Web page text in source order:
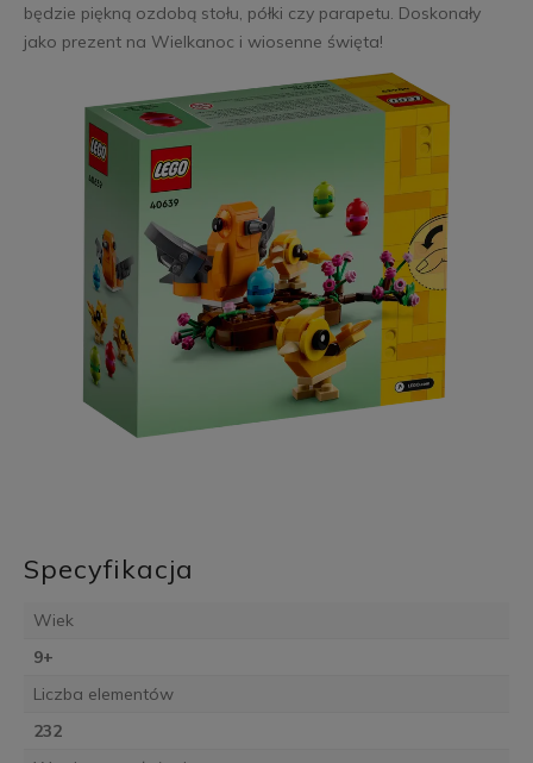
będzie piękną ozdobą stołu, półki czy parapetu. Doskonały
jako prezent na Wielkanoc i wiosenne święta!
Specyfikacja
Wiek
9+
Liczba elementów
232